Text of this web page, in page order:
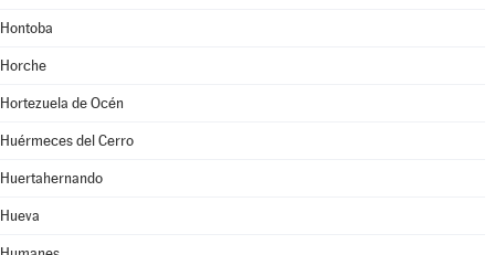
Hontoba
Horche
Hortezuela de Océn
Huérmeces del Cerro
Huertahernando
Hueva